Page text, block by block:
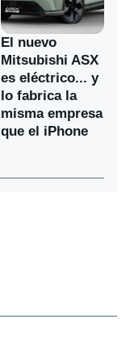
El nuevo
Mitsubishi ASX
es eléctrico... y
lo fabrica la
misma empresa
que el iPhone